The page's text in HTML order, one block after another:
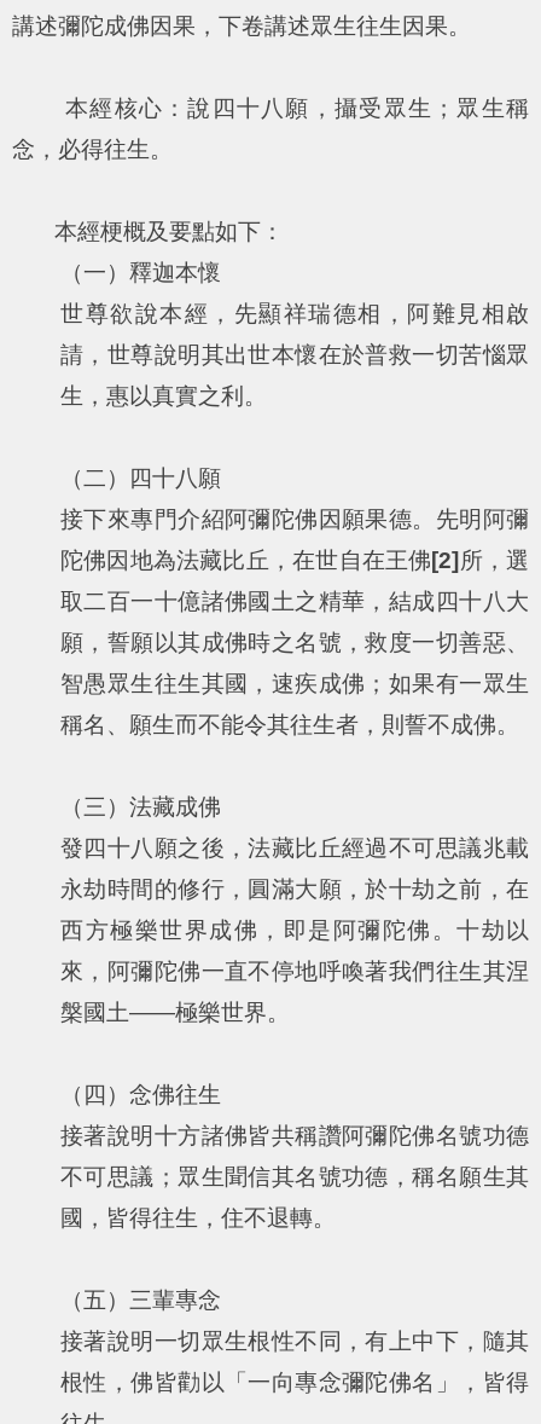
講述彌陀成佛因果，下卷講述眾生往生因果。
本經核心：說四十八願，攝受眾生；眾生稱
念，必得往生。
本經梗概及要點如下：
（一）釋迦本懷
世尊欲說本經，先顯祥瑞德相，阿難見相啟
請，世尊說明其出世本懷在於普救一切苦惱眾
生，惠以真實之利。
（二）四十八願
接下來專門介紹阿彌陀佛因願果德。先明阿彌
陀佛因地為法藏比丘，在世自在王佛[2] 所，選
取二百一十億諸佛國土之精華，結成四十八大
願，誓願以其成佛時之名號，救度一切善惡、
智愚眾生往生其國，速疾成佛；如果有一眾生
稱名、願生而不能令其往生者，則誓不成佛。
（三）法藏成佛
發四十八願之後，法藏比丘經過不可思議兆載
永劫時間的修行，圓滿大願，於十劫之前，在
西方極樂世界成佛，即是阿彌陀佛。十劫以
來，阿彌陀佛一直不停地呼喚著我們往生其涅
槃國土——極樂世界。
（四）念佛往生
接著說明十方諸佛皆共稱讚阿彌陀佛名號功德
不可思議；眾生聞信其名號功德，稱名願生其
國，皆得往生，住不退轉。
（五）三輩專念
接著說明一切眾生根性不同，有上中下，隨其
根性，佛皆勸以「一向專念彌陀佛名」，皆得